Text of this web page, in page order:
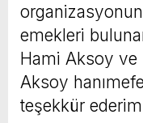
emekleri
Hami Aksoy ve
Aksoy
teşekkür